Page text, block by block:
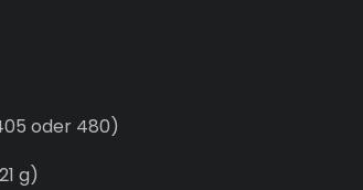
oder 480)
g)